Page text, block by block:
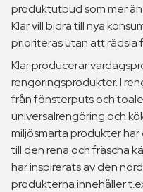
produktutbud som mer
Klar vill bidra till nya
prioriteras utan att rädsla
Klar producerar
rengöringsprodukter. I
från fönsterputs och
universalrengöring och
miljösmarta produkter
till den rena och fräscha
har inspirerats av den
produkterna innehåller